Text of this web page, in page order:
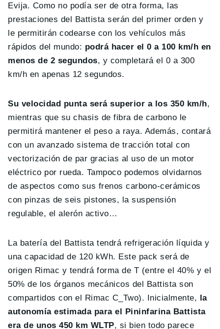
Evija. Como no podía ser de otra forma, las
prestaciones del Battista serán del primer orden y
le permitirán codearse con los vehículos más
rápidos del mundo: podrá hacer el 0 a 100 km/h en
menos de 2 segundos, y completará el 0 a 300
km/h en apenas 12 segundos.
Su velocidad punta será superior a los 350 km/h,
mientras que su chasis de fibra de carbono le
permitirá mantener el peso a raya. Además, contará
con un avanzado sistema de tracción total con
vectorización de par gracias al uso de un motor
eléctrico por rueda. Tampoco podemos olvidarnos
de aspectos como sus frenos carbono-cerámicos
con pinzas de seis pistones, la suspensión
regulable, el alerón activo…
La batería del Battista tendrá refrigeración líquida y
una capacidad de 120 kWh. Este pack será de
origen Rimac y tendrá forma de T (entre el 40% y el
50% de los órganos mecánicos del Battista son
compartidos con el Rimac C_Two). Inicialmente, la
autonomía estimada para el Pininfarina Battista
era de unos 450 km WLTP, si bien todo parece